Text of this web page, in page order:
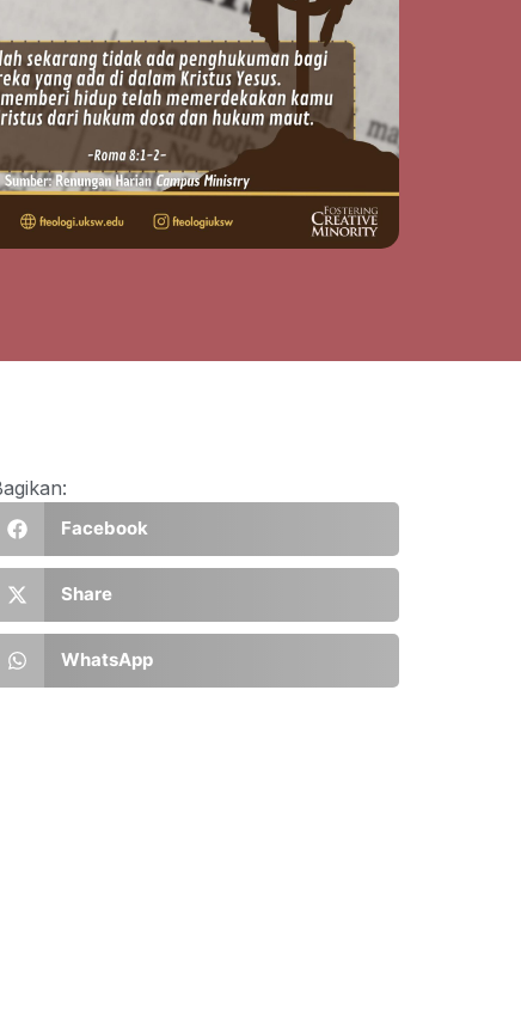
Facebook
Share
WhatsApp